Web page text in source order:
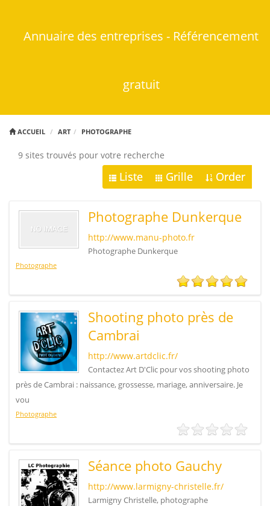
Annuaire des entreprises - Référencement
gratuit
ACCUEIL ART PHOTOGRAPHE
9 sites trouvés pour votre recherche
Liste Grille Order
Photographe Dunkerque
http://www.manu-photo.fr
Photographe Dunkerque
Photographe
Shooting photo près de
Cambrai
http://www.artdclic.fr/
Contactez Art D'Clic pour vos shooting photo
près de Cambrai : naissance, grossesse, mariage, anniversaire. Je
vou
Photographe
Séance photo Gauchy
http://www.larmigny-christelle.fr/
Larmigny Christelle, photographe